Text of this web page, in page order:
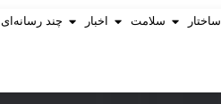
ساختار سلامت اخبار چند رسانه‌ای